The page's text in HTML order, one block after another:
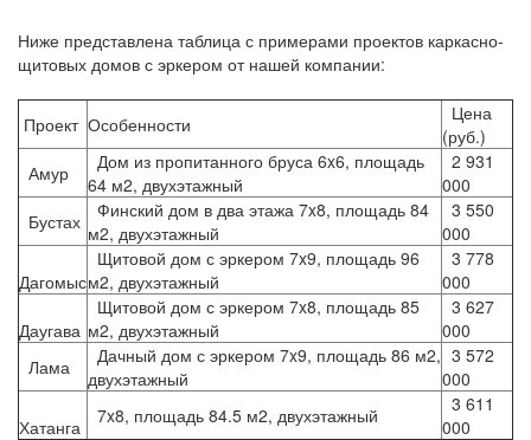
Ниже представлена таблица с примерами проектов каркасно-
щитовых домов с эркером от нашей компании:
Проект Особенности
Цена
(руб.)
Амур
Дом из пропитанного бруса 6x6, площадь
64 м2, двухэтажный
2 931
000
Бустах
Финский дом в два этажа 7x8, площадь 84
м2, двухэтажный
3 550
000
Дагомыс
Щитовой дом с эркером 7x9, площадь 96
м2, двухэтажный
3 778
000
Даугава
Щитовой дом с эркером 7x8, площадь 85
м2, двухэтажный
3 627
000
Лама
Дачный дом с эркером 7x9, площадь 86 м2,
двухэтажный
3 572
000
Хатанга 7x8, площадь 84.5 м2, двухэтажный
3 611
000